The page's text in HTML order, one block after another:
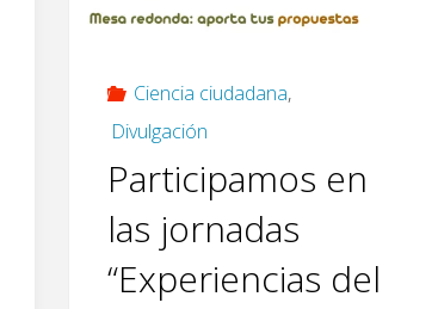
aprendizaje
en
torno
Ciencia ciudadana,
Divulgación
Participamos en
las jornadas
“Experiencias del